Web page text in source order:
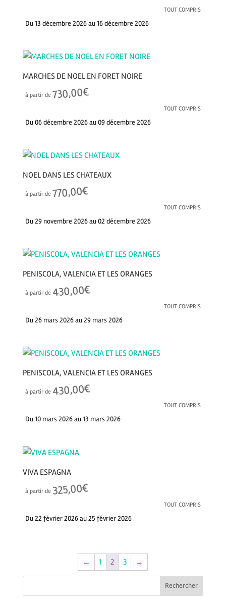
TOUT COMPRIS
Du 13 décembre 2026 au 16 décembre 2026
MARCHES DE NOEL EN FORET NOIRE
à partir de 730,00€
TOUT COMPRIS
Du 06 décembre 2026 au 09 décembre 2026
NOEL DANS LES CHATEAUX
à partir de 770,00€
TOUT COMPRIS
Du 29 novembre 2026 au 02 décembre 2026
PENISCOLA, VALENCIA ET LES ORANGES
à partir de 430,00€
TOUT COMPRIS
Du 26 mars 2026 au 29 mars 2026
PENISCOLA, VALENCIA ET LES ORANGES
à partir de 430,00€
TOUT COMPRIS
Du 10 mars 2026 au 13 mars 2026
VIVA ESPAGNA
à partir de 325,00€
TOUT COMPRIS
Du 22 février 2026 au 25 février 2026
← 1 2 3 →